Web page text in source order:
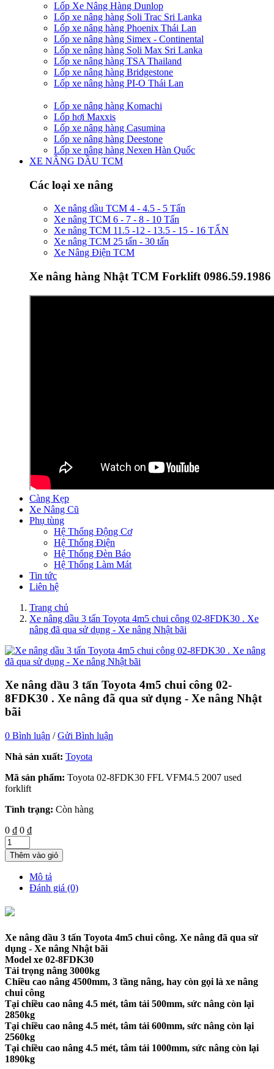
Lốp Xe Nâng Hàng Dunlop
Lốp xe nâng hàng Soli Trac Sri Lanka
Lốp xe nâng hàng Phoenix Thái Lan
Lốp xe nâng hàng Simex - Continental
Lốp xe nâng hàng Soli Max Sri Lanka
Lốp xe nâng hàng TSA Thailand
Lốp xe nâng hàng Bridgestone
Lốp xe nâng hàng PI-O Thái Lan
Lốp xe nâng hàng Komachi
Lốp hơi Maxxis
Lốp xe nâng hàng Casumina
Lốp xe nâng hàng Deestone
Lốp xe nâng hàng Nexen Hàn Quốc
XE NÂNG DẦU TCM
Các loại xe nâng
Xe nâng dầu TCM 4 - 4.5 - 5 Tấn
Xe nâng TCM 6 - 7 - 8 - 10 Tấn
Xe nâng TCM 11.5 -12 - 13.5 - 15 - 16 TẤN
Xe nâng TCM 25 tấn - 30 tấn
Xe Nâng Điện TCM
Xe nâng hàng Nhật TCM Forklift 0986.59.1986
Càng Kẹp
Xe Nâng Cũ
Phụ tùng
Hệ Thống Động Cơ
Hệ Thống Điện
Hệ Thống Đèn Báo
Hệ Thống Làm Mát
Tin tức
Liên hệ
Trang chủ
Xe nâng dầu 3 tấn Toyota 4m5 chui công 02-8FDK30 . Xe
nâng đã qua sử dụng - Xe nâng Nhật bãi
Xe nâng dầu 3 tấn Toyota 4m5 chui công 02-
8FDK30 . Xe nâng đã qua sử dụng - Xe nâng Nhật
bãi
0 Bình luận /Gửi Bình luận
Nhà sản xuất: Toyota
Mã sản phẩm: Toyota 02-8FDK30 FFL VFM4.5 2007 used
forklift
Tình trạng: Còn hàng
0 ₫ 0 ₫
Thêm vào giỏ
Mô tả
Đánh giá (0)
Xe nâng dầu 3 tấn Toyota 4m5 chui công. Xe nâng đã qua sử
dụng - Xe nâng Nhật bãi
Model xe 02-8FDK30
Tải trọng nâng 3000kg
Chiều cao nâng 4500mm, 3 tầng nâng, hay còn gọi là xe nâng
chui công
Tại chiều cao nâng 4.5 mét, tâm tải 500mm, sức nâng còn lại
2850kg
Tại chiều cao nâng 4.5 mét, tâm tải 600mm, sức nâng còn lại
2560kg
Tại chiều cao nâng 4.5 mét, tâm tải 1000mm, sức nâng còn lại
1890kg